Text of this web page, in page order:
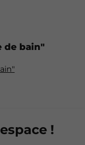
de bain"
!